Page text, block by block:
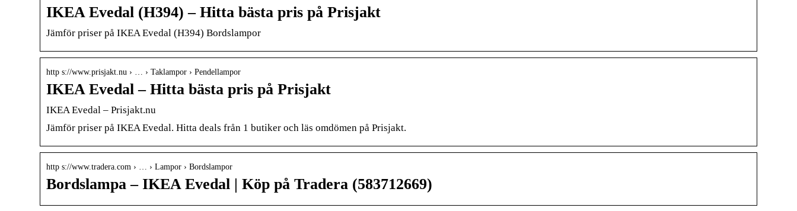
IKEA Evedal (H394) – Hitta bästa pris på Prisjakt
Jämför priser på IKEA Evedal (H394) Bordslampor
http s://www.prisjakt.nu › … › Taklampor › Pendellampor
IKEA Evedal – Hitta bästa pris på Prisjakt
IKEA Evedal – Prisjakt.nu
Jämför priser på IKEA Evedal. Hitta deals från 1 butiker och läs omdömen på Prisjakt.
http s://www.tradera.com › … › Lampor › Bordslampor
Bordslampa – IKEA Evedal | Köp på Tradera (583712669)